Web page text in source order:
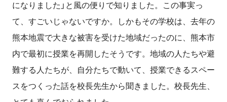
になりました」と風の便りで知りました。この事実っ
て、すごいじゃないですか。しかもその学校は、去年の
熊本地震で大きな被害を受けた地域だったのに、熊本市
内で最初に授業を再開したそうです。地域の人たちや避
難する人たちが、自分たちで動いて、授業できるスペー
スをつくった話を校長先生から聞きました。校長先生、